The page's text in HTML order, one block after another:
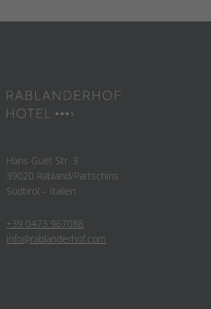
Hans Guet Str. 3
39020 Rabland/Partschins
Südtirol – Italien
+39 0473 967088
info@rablanderhof.com